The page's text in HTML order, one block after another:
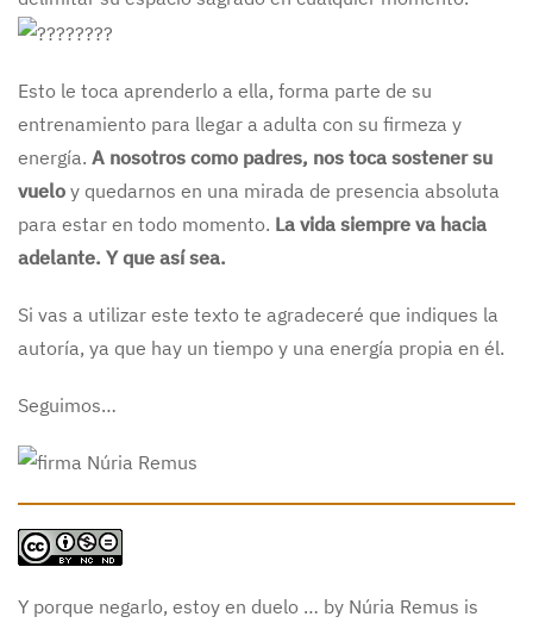
Esto le toca aprenderlo a ella, forma parte de su
entrenamiento para llegar a adulta con su firmeza y
energía. A nosotros como padres, nos toca sostener su
vuelo y quedarnos en una mirada de presencia absoluta
para estar en todo momento. La vida siempre va hacia
adelante. Y que así sea.
Si vas a utilizar este texto te agradeceré que indiques la
autoría, ya que hay un tiempo y una energía propia en él.
Seguimos…
Y porque negarlo, estoy en duelo … by Núria Remus is